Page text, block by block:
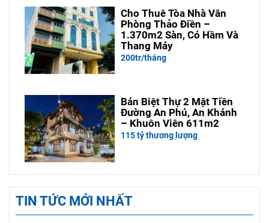
Cho Thuê Tòa Nhà Văn
Phòng Thảo Điền –
1.370m2 Sàn, Có Hầm Và
Thang Máy
200tr/tháng
Bán Biệt Thự 2 Mặt Tiền
Đường An Phú, An Khánh
– Khuôn Viên 611m2
115 tỷ thương lượng
TIN TỨC MỚI NHẤT